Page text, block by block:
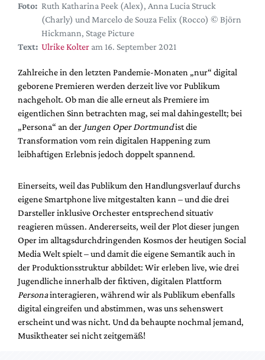
Festival-Planer
Hefte
Alle Hefte
Leseproben
Podcast
Service
Shop / Abo
Newsletter
Autor:innen
Partner
Mediadaten
Suche
Foto: Ruth Katharina Peek (Alex), Anna Lucia Struck
(Charly) und Marcelo de Souza Felix (Rocco) © Björn
Hickmann, Stage Picture
Text: Ulrike Kolter am 16. September 2021
Zahlreiche in den letzten Pandemie-Monaten „nur“ digital
geborene Premieren werden derzeit live vor Publikum
nachgeholt. Ob man die alle erneut als Premiere im
eigentlichen Sinn betrachten mag, sei mal dahingestellt; bei
„Persona“ an der Jungen Oper Dortmundist die
Transformation vom rein digitalen Happening zum
leibhaftigen Erlebnis jedoch doppelt spannend.
Einerseits, weil das Publikum den Handlungsverlauf durchs
eigene Smartphone live mitgestalten kann – und die drei
Darsteller inklusive Orchester entsprechend situativ
reagieren müssen. Andererseits, weil der Plot dieser jungen
Oper im alltagsdurchdringenden Kosmos der heutigen Social
Media Welt spielt – und damit die eigene Semantik auch in
der Produktionsstruktur abbildet: Wir erleben live, wie drei
Jugendliche innerhalb der fiktiven, digitalen Plattform
Personainteragieren, während wir als Publikum ebenfalls
digital eingreifen und abstimmen, was uns sehenswert
erscheint und was nicht. Und da behaupte nochmal jemand,
Musiktheater sei nicht zeitgemäß!